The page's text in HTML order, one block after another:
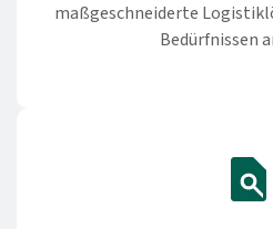
maßgeschneiderte
Bedürfnissen